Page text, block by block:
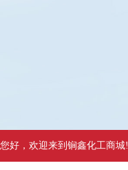
您好，欢迎来到锏鑫化工商城!